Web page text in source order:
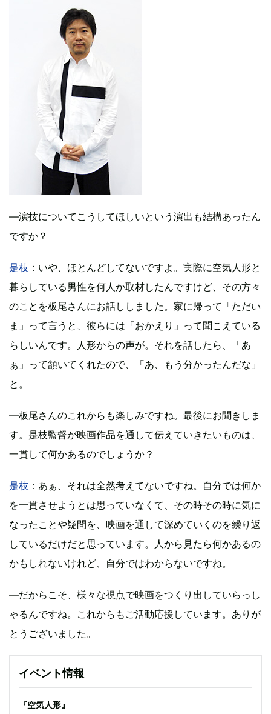
―演技についてこうしてほしいという演出も結構あったん
ですか？
是枝 ：いや、ほとんどしてないですよ。実際に空気人形と
暮らしている男性を何人か取材したんですけど、その方々
のことを板尾さんにお話ししました。家に帰って「ただい
ま」って言うと、彼らには「おかえり」って聞こえている
らしいんです。人形からの声が。それを話したら、「あ
ぁ」って頷いてくれたので、「あ、もう分かったんだな」
と。
―板尾さんのこれからも楽しみですね。最後にお聞きしま
す。是枝監督が映画作品を通して伝えていきたいものは、
一貫して何かあるのでしょうか？
是枝 ：あぁ、それは全然考えてないですね。自分では何か
を一貫させようとは思っていなくて、その時その時に気に
なったことや疑問を、映画を通して深めていくのを繰り返
しているだけだと思っています。人から見たら何かあるの
かもしれないけれど、自分ではわからないですね。
―だからこそ、様々な視点で映画をつくり出していらっし
ゃるんですね。これからもご活動応援しています。ありが
とうございました。
イベント情報
『空気人形』